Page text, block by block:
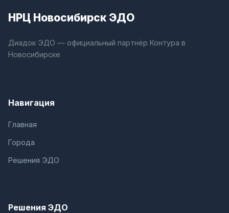
НРЦ Новосибирск ЭДО
Диадок ЭДО — официальный партнёр Контура в
Новосибирске
Навигация
Главная
Города
Решения ЭДО
Решения ЭДО